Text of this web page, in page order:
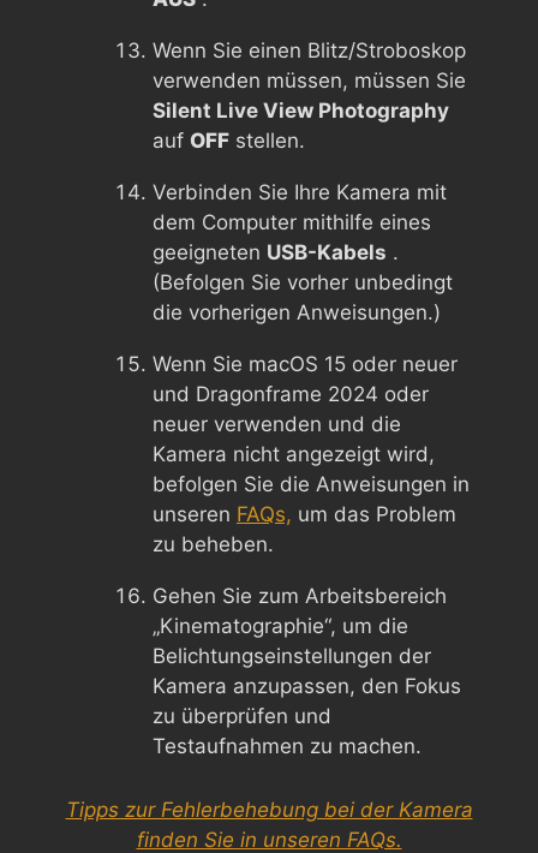
Wenn Sie einen Blitz/Stroboskop
verwenden müssen, müssen Sie
Silent Live View Photography
auf OFF stellen.
Verbinden Sie Ihre Kamera mit
dem Computer mithilfe eines
geeigneten USB-Kabels .
(Befolgen Sie vorher unbedingt
die vorherigen Anweisungen.)
Wenn Sie macOS 15 oder neuer
und Dragonframe 2024 oder
neuer verwenden und die
Kamera nicht angezeigt wird,
befolgen Sie die Anweisungen in
unseren FAQs, um das Problem
zu beheben.
Gehen Sie zum Arbeitsbereich
„Kinematographie“, um die
Belichtungseinstellungen der
Kamera anzupassen, den Fokus
zu überprüfen und
Testaufnahmen zu machen.
Tipps zur Fehlerbehebung bei der Kamera
finden Sie in unseren FAQs.